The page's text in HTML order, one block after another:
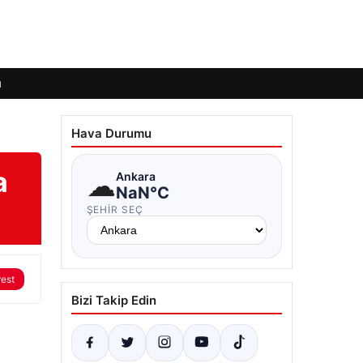
Hava Durumu
☁Ankara
NaN°C
ŞEHIR SEÇ
Bizi Takip Edin